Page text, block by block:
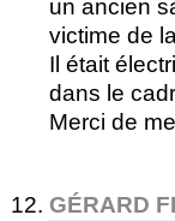
un ancien
victime de
Il était
dans le
Merci de
GÉRARD